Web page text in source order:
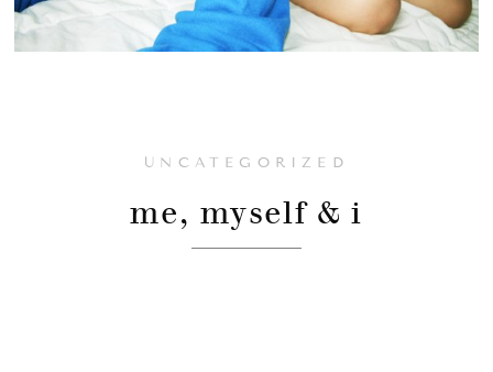
UNCATEGORIZED
me, myself & i